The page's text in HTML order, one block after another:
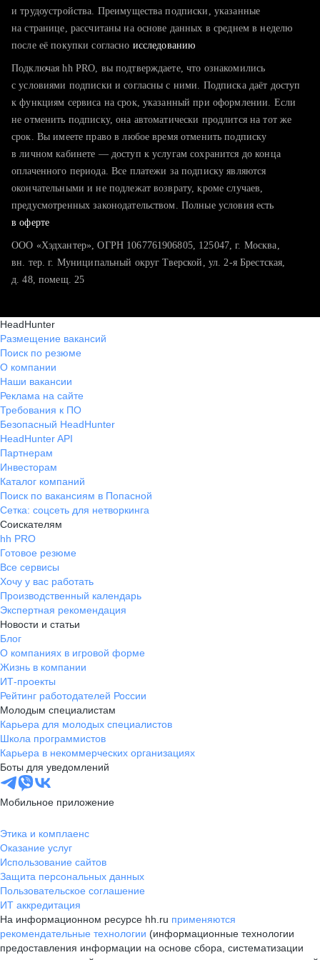
тратите много времени на поиск и вручную поднимаете
хотите сравнить себя с конкурентами и оценить шансы
и трудоустройства. Преимущества подписки, указанные
на странице, рассчитаны на основе данных в среднем в неделю
после её покупки согласно исследованию
Подключая hh PRO, вы подтверждаете, что ознакомились
с условиями подписки и согласны с ними. Подписка даёт доступ
к функциям сервиса на срок, указанный при оформлении. Если
не отменить подписку, она автоматически продлится на тот же
срок. Вы имеете право в любое время отменить подписку
в личном кабинете — доступ к услугам сохранится до конца
оплаченного периода. Все платежи за подписку являются
окончательными и не подлежат возврату, кроме случаев,
предусмотренных законодательством. Полные условия есть
в оферте
ООО «Хэдхантер», ОГРН 1067761906805, 125047, г. Москва,
вн. тер. г. Муниципальный округ Тверской, ул. 2-я Брестская,
д. 48, помещ. 25
HeadHunter
Размещение вакансий
Поиск по резюме
О компании
Наши вакансии
Реклама на сайте
Требования к ПО
Безопасный HeadHunter
HeadHunter API
Партнерам
Инвесторам
Каталог компаний
Поиск по вакансиям в Попасной
Сетка: соцсеть для нетворкинга
Соискателям
hh PRO
Готовое резюме
Все сервисы
Хочу у вас работать
Производственный календарь
Экспертная рекомендация
Новости и статьи
Блог
О компаниях в игровой форме
Жизнь в компании
ИТ-проекты
Рейтинг работодателей России
Молодым специалистам
Карьера для молодых специалистов
Школа программистов
Карьера в некоммерческих организациях
Боты для уведомлений
Мобильное приложение
Этика и комплаенс
Оказание услуг
Использование сайтов
Защита персональных данных
Пользовательское соглашение
ИТ аккредитация
На информационном ресурсе hh.ru применяются
рекомендательные технологии (информационные технологии
предоставления информации на основе сбора, систематизации